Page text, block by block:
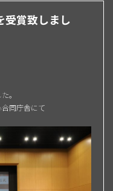
受賞致しまし
。
同庁舎にて